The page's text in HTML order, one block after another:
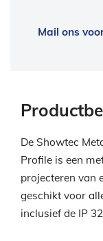
Mail ons
De Showtec
Profile is een
projecteren van
geschikt voor
inclusief de IP